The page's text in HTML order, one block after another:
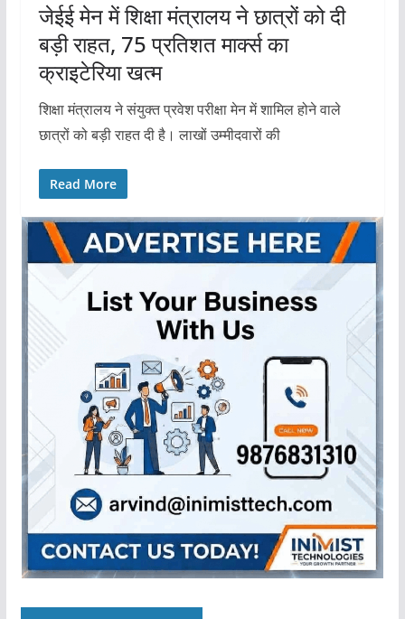
जेईई मेन में शिक्षा मंत्रालय ने छात्रों को दी
बड़ी राहत, 75 प्रतिशत मार्क्स का
क्राइटेरिया खत्म
शिक्षा मंत्रालय ने संयुक्त प्रवेश परीक्षा मेन में शामिल होने वाले
छात्रों को बड़ी राहत दी है। लाखों उम्मीदवारों की
Read More